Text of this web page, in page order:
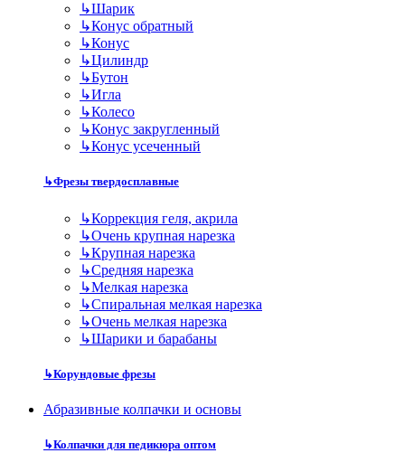
↳Шарик
↳Конус обратный
↳Конус
↳Цилиндр
↳Бутон
↳Игла
↳Колесо
↳Конус закругленный
↳Конус усеченный
↳Фрезы твердосплавные
↳Коррекция геля, акрила
↳Очень крупная нарезка
↳Крупная нарезка
↳Средняя нарезка
↳Мелкая нарезка
↳Спиральная мелкая нарезка
↳Очень мелкая нарезка
↳Шарики и барабаны
↳Корундовые фрезы
Абразивные колпачки и основы
↳Колпачки для педикюра оптом